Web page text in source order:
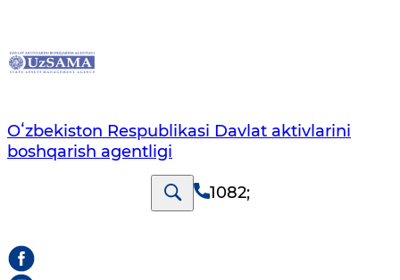
Oʻzbekiston Respublikasi Davlat aktivlarini
boshqarish agentligi
1082;